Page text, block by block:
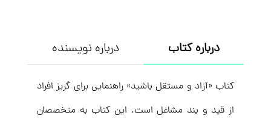
درباره کتاب درباره نویسنده
کتاب «آزاد و مستقل باشید» راهنمایی برای گریز افراد
از قید و بند مشاغل است. این کتاب به متخصصان